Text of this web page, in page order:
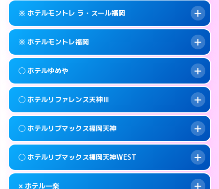
info
map 福岡市中央区西公園14-24
info このホテルの詳細ページを見る →
案内方法: 女性が直接お部屋まで伺います。
smartphone 092-687-1100
map 福岡市中央区天神3-5-7
info このホテルの詳細ページを見る →
案内方法: 女性が直接お部屋まで伺います。
smartphone 092-286-1700
map 福岡市中央区春吉3-14-20
info このホテルの詳細ページを見る →
※ ホテルモントレ ラ・スール福岡
案内方法: カードキーにつきホテルの入り口で
待ち合わせ。
info このホテルの詳細ページを見る →
※ ホテルモントレ福岡
案内方法:
カードキーにつきホテルの入り口で
待ち合わせ。
info このホテルの詳細ページを見る →
◯ ホテルゆめや
案内方法: 女性が直接お部屋まで伺います。
smartphone 092-524-7588
map 福岡市中央区大宮1-1-24
info このホテルの詳細ページを見る →
◯ ホテルリファレンス天神Ⅲ
案内方法: 女性が直接お部屋まで伺います。
smartphone 092-718-3030
map 福岡市中央区天神3-8-10
◯ ホテルリブマックス福岡天神
案内方法:
◯ ホテルリブマックス福岡天神WEST
× ホテル一楽